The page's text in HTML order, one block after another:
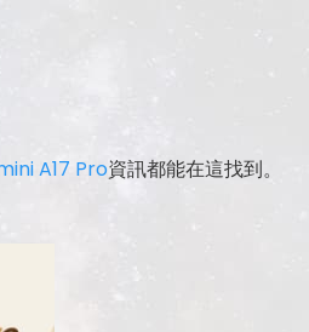
A17 Pro資訊都能在這找到。